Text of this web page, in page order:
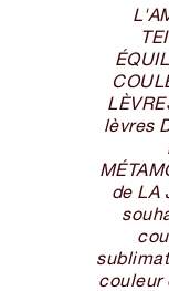
lèvres
de LA
couleur